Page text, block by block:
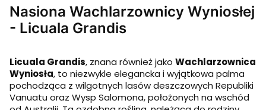
Nasiona Wachlarzownicy Wyniosłej
- Licuala Grandis
Licuala Grandis, znana również jako Wachlarzownica
Wyniosła, to niezwykle elegancka i wyjątkowa palma
pochodząca z wilgotnych lasów deszczowych Republiki
Vanuatu oraz Wysp Salomona, położonych na wschód